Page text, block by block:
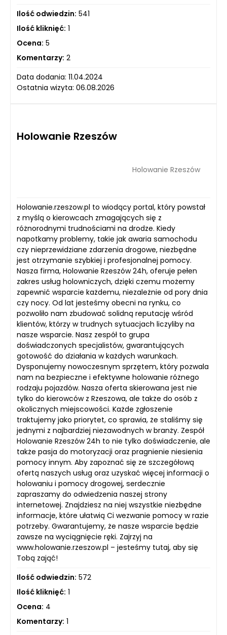
Ilość odwiedzin: 541
Ilość kliknięć: 1
Ocena: 5
Komentarzy: 2
Data dodania: 11.04.2024
Ostatnia wizyta: 06.08.2026
Holowanie Rzeszów
Holowanie Rzeszów
Holowanie.rzeszow.pl to wiodący portal, który powstał
z myślą o kierowcach zmagających się z
różnorodnymi trudnościami na drodze. Kiedy
napotkamy problemy, takie jak awaria samochodu
czy nieprzewidziane zdarzenia drogowe, niezbędne
jest otrzymanie szybkiej i profesjonalnej pomocy.
Nasza firma, Holowanie Rzeszów 24h, oferuje pełen
zakres usług holowniczych, dzięki czemu możemy
zapewnić wsparcie każdemu, niezależnie od pory dnia
czy nocy. Od lat jesteśmy obecni na rynku, co
pozwoliło nam zbudować solidną reputację wśród
klientów, którzy w trudnych sytuacjach liczyliby na
nasze wsparcie. Nasz zespół to grupa
doświadczonych specjalistów, gwarantujących
gotowość do działania w każdych warunkach.
Dysponujemy nowoczesnym sprzętem, który pozwala
nam na bezpieczne i efektywne holowanie różnego
rodzaju pojazdów. Nasza oferta skierowana jest nie
tylko do kierowców z Rzeszowa, ale także do osób z
okolicznych miejscowości. Każde zgłoszenie
traktujemy jako priorytet, co sprawia, że staliśmy się
jednymi z najbardziej niezawodnych w branży. Zespół
Holowanie Rzeszów 24h to nie tylko doświadczenie, ale
także pasja do motoryzacji oraz pragnienie niesienia
pomocy innym. Aby zapoznać się ze szczegółową
ofertą naszych usług oraz uzyskać więcej informacji o
holowaniu i pomocy drogowej, serdecznie
zapraszamy do odwiedzenia naszej strony
internetowej. Znajdziesz na niej wszystkie niezbędne
informacje, które ułatwią Ci wezwanie pomocy w razie
potrzeby. Gwarantujemy, że nasze wsparcie będzie
zawsze na wyciągnięcie ręki. Zajrzyj na
www.holowanie.rzeszow.pl – jesteśmy tutaj, aby się
Tobą zająć!
Ilość odwiedzin: 572
Ilość kliknięć: 1
Ocena: 4
Komentarzy: 1